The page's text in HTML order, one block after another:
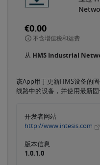
€0.00
不含增值税和运费
从 HMS Industrial
该App用于更新HMS设备的
线路中的设备，并使用最新固
开发者网站
http://www.intesis.com
版本信息
1.0.1.0